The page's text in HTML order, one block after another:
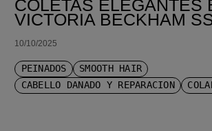
COLETAS ELEGANTES
VICTORIA BECKHAM
10/10/2025
PEINADOS
SMOOTH HAIR
CABELLO DAÑADO Y REPARACIÓN